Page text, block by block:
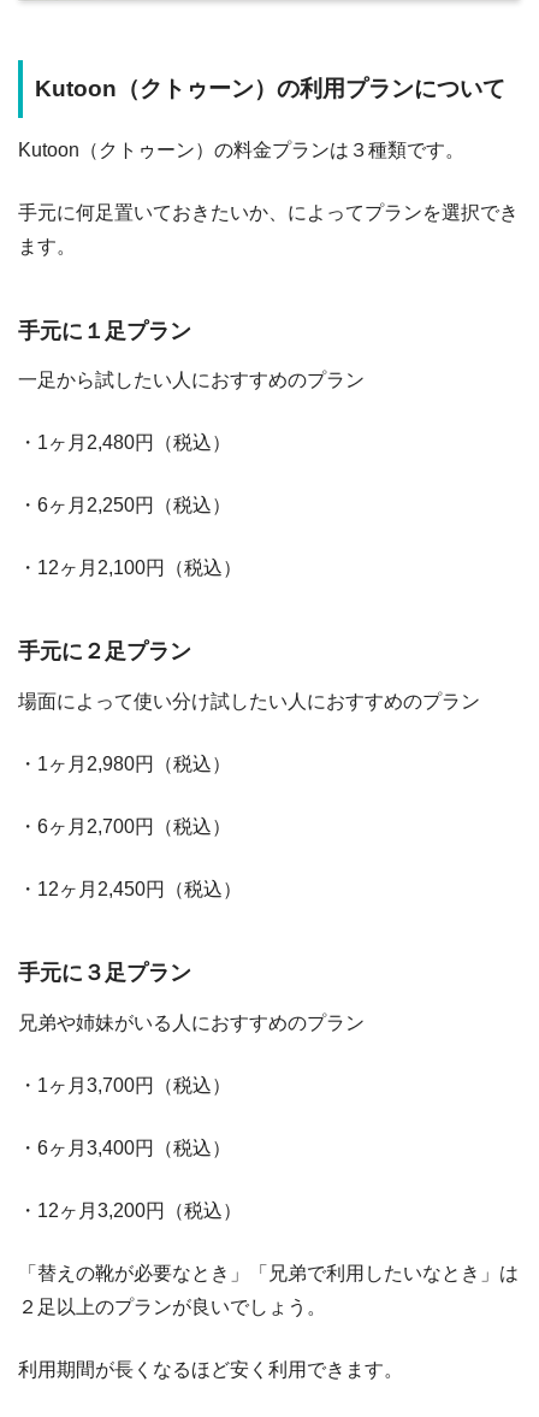
Kutoon（クトゥーン）の利用プランについて
Kutoon（クトゥーン）の料金プランは３種類です。
手元に何足置いておきたいか、によってプランを選択でき
ます。
手元に１足プラン
一足から試したい人におすすめのプラン
・1ヶ月2,480円（税込）
・6ヶ月2,250円（税込）
・12ヶ月2,100円（税込）
手元に２足プラン
場面によって使い分け試したい人におすすめのプラン
・1ヶ月2,980円（税込）
・6ヶ月2,700円（税込）
・12ヶ月2,450円（税込）
手元に３足プラン
兄弟や姉妹がいる人におすすめのプラン
・1ヶ月3,700円（税込）
・6ヶ月3,400円（税込）
・12ヶ月3,200円（税込）
「替えの靴が必要なとき」「兄弟で利用したいなとき」は
２足以上のプランが良いでしょう。
利用期間が長くなるほど安く利用できます。